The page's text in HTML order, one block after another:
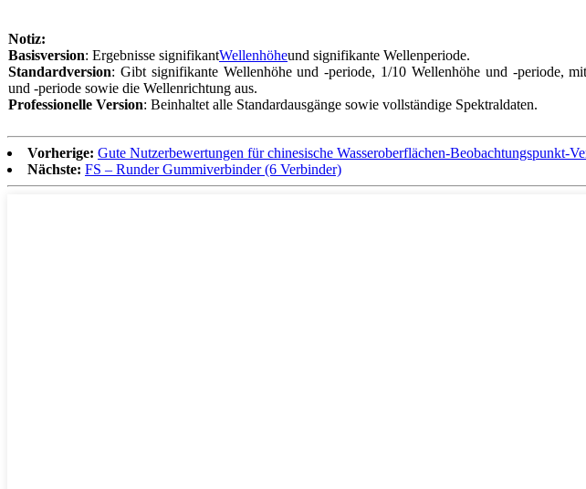
Notiz:
Basisversion: Ergebnisse signifikantWellenhöheund signifikante Wellenperiode.
Standardversion: Gibt signifikante Wellenhöhe und -periode, 1/10 Wellenhöhe und -periode,
und -periode sowie die Wellenrichtung aus.
Professionelle Version: Beinhaltet alle Standardausgänge sowie vollständige Spektraldaten.
Vorherige: Gute Nutzerbewertungen für chinesische Wasseroberflächen-
Nächste: FS – Runder Gummiverbinder (6 Verbinder)